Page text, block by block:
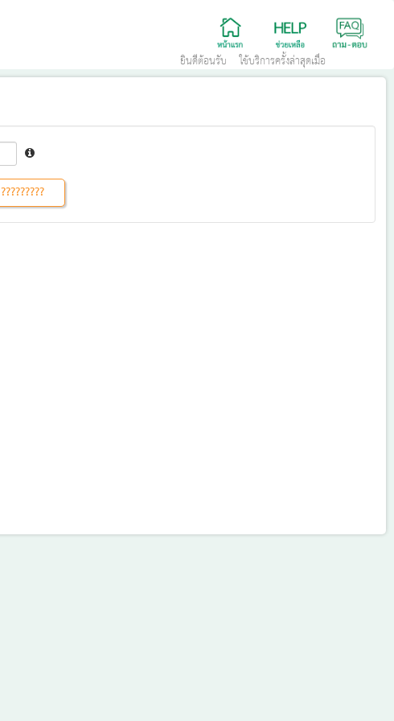
ยินดีต้อนรับ ใช้บริการครั้งล่าสุดเมื่อ
?????????